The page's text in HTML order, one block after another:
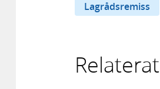
Lagrådsremiss
Relaterat